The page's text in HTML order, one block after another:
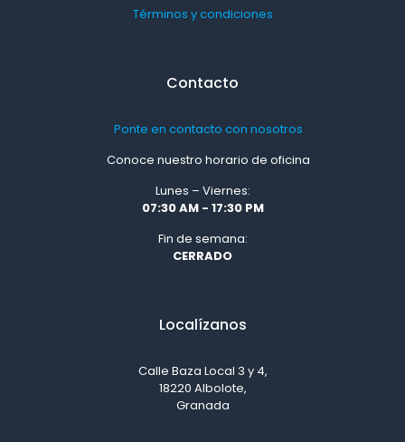
Términos y condiciones
Contacto
Ponte en contacto con nosotros
Conoce nuestro horario de oficina
Lunes – Viernes:
07:30 AM - 17:30 PM
Fin de semana:
CERRADO
Localízanos
Calle Baza Local 3 y 4,
18220 Albolote,
Granada